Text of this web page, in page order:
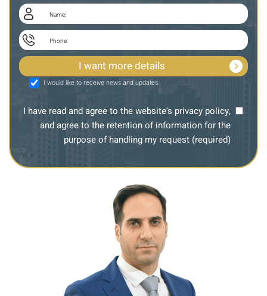
I would like to receive news and updates.
I have read and agree to the website's privacy policy,
and agree to the retention of information for the
purpose of handling my request (required)